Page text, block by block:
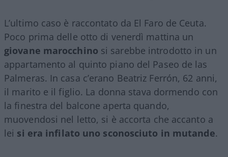
L’ultimo caso è raccontato da El Faro de Ceuta.
Poco prima delle otto di venerdì mattina un
giovane marocchino si sarebbe introdotto in un
appartamento al quinto piano del Paseo de las
Palmeras. In casa c’erano Beatriz Ferrón, 62 anni,
il marito e il figlio. La donna stava dormendo con
la finestra del balcone aperta quando,
muovendosi nel letto, si è accorta che accanto a
lei si era infilato uno sconosciuto in mutande.